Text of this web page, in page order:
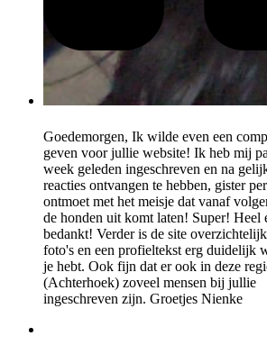
Goedemorgen, Ik wilde even een
geven voor jullie website! Ik heb mij
week geleden ingeschreven en na
reacties ontvangen te hebben, gister
ontmoet met het meisje dat vanaf
de honden uit komt laten! Super! Heel
bedankt! Verder is de site
foto's en een profieltekst erg duidelijk
je hebt. Ook fijn dat er ook in deze
(Achterhoek) zoveel mensen bij jullie
ingeschreven zijn. Groetjes Nienke